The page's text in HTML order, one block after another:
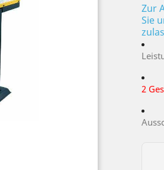
Zur
Sie
2